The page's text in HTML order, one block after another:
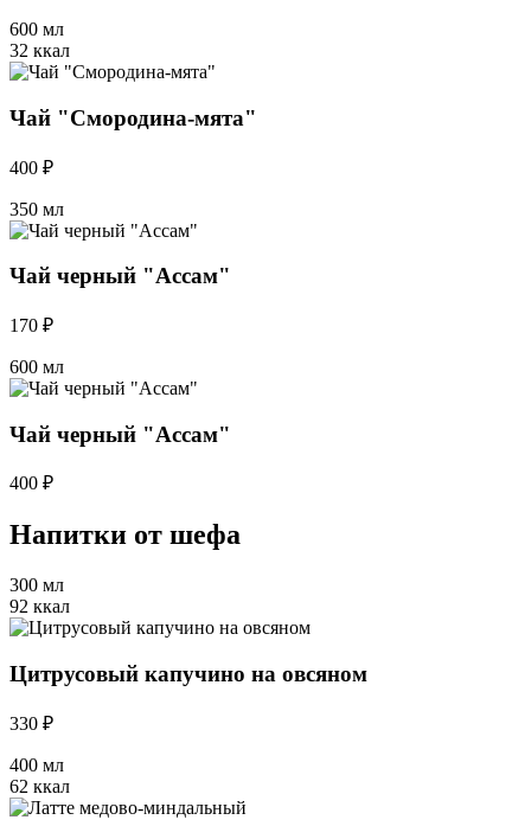
600 мл
32 ккал
Чай "Смородина-мята"
400 ₽
350 мл
Чай черный "Ассам"
170 ₽
600 мл
Чай черный "Ассам"
400 ₽
Напитки от шефа
300 мл
92 ккал
Цитрусовый капучино на овсяном
330 ₽
400 мл
62 ккал